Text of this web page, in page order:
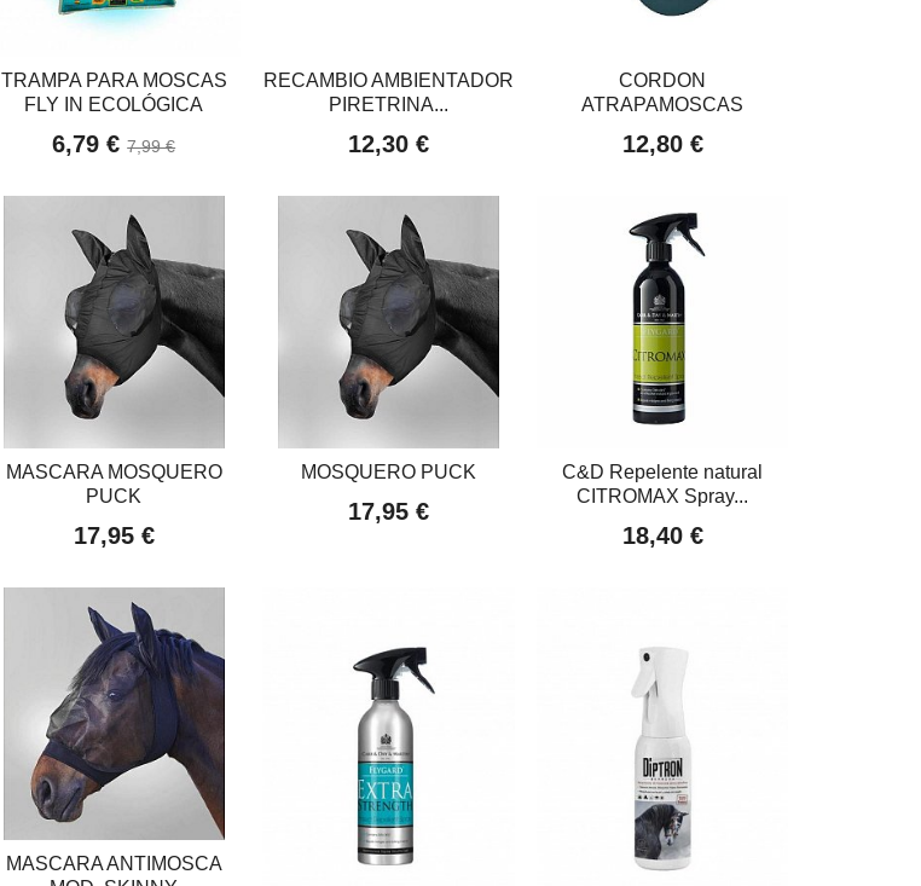
TRAMPA PARA MOSCAS
FLY IN ECOLÓGICA
6,79 €7,99 €
RECAMBIO AMBIENTADOR
PIRETRINA...
12,30 €
CORDON
ATRAPAMOSCAS
12,80 €
MASCARA MOSQUERO
PUCK
17,95 €
MOSQUERO PUCK
17,95 €
C&D Repelente natural
CITROMAX Spray...
18,40 €
MASCARA ANTIMOSCA